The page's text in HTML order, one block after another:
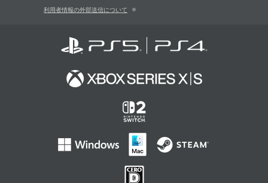
利用者情報の外部送信について